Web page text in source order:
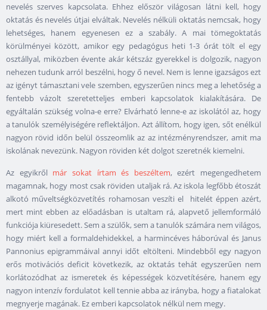
nevelés szerves kapcsolata. Ehhez először világosan látni kell, hogy
oktatás és nevelés útjai elváltak. Nevelés nélküli oktatás nemcsak, hogy
lehetséges, hanem egyenesen ez a szabály. A mai tömegoktatás
körülményei között, amikor egy pedagógus heti 1-3 órát tölt el egy
osztállyal, miközben évente akár kétszáz gyerekkel is dolgozik, nagyon
nehezen tudunk arról beszélni, hogy ő nevel. Nem is lenne igazságos ezt
az igényt támasztani vele szemben, egyszerűen nincs meg a lehetőség a
fentebb vázolt szeretetteljes emberi kapcsolatok kialakítására. De
egyáltalán szükség volna-e erre? Elvárható lenne-e az iskolától az, hogy
a tanulók személyiségére reflektáljon. Azt állítom, hogy igen, sőt enélkül
nagyon rövid időn belül összeomlik az az intézményrendszer, amit ma
iskolának nevezünk. Nagyon röviden két dolgot szeretnék kiemelni.
Az egyikről már sokat írtam és beszéltem, ezért megengedhetem
magamnak, hogy most csak röviden utaljak rá. Az iskola legfőbb étoszát
alkotó műveltségközvetítés rohamosan veszíti el hitelét éppen azért,
mert mint ebben az előadásban is utaltam rá, alapvető jellemformáló
funkciója kiüresedett. Sem a szülők, sem a tanulók számára nem világos,
hogy miért kell a formaldehidekkel, a harmincéves háborúval és Janus
Pannonius epigrammáival annyi időt eltölteni. Mindebből egy nagyon
erős motivációs deficit következik, az oktatás tehát egyszerűen nem
korlátozódhat az ismeretek és képességek közvetítésére, hanem egy
nagyon intenzív fordulatot kell tennie abba az irányba, hogy a fiatalokat
megnyerje magának. Ez emberi kapcsolatok nélkül nem megy.